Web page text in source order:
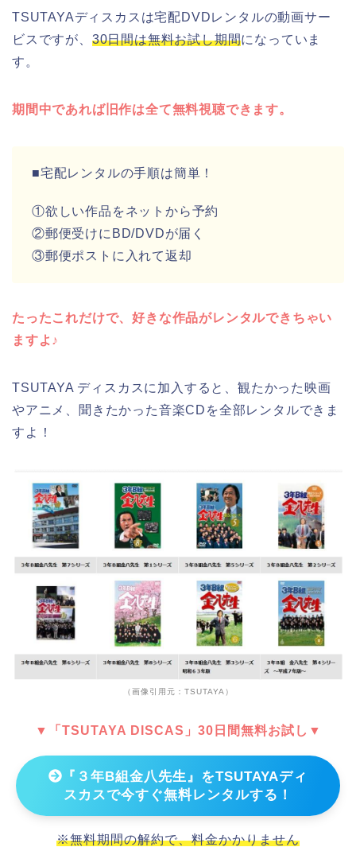
TSUTAYAディスカスは宅配DVDレンタルの動画サー
ビスですが、 30日間は無料お試し期間になっていま
す。
期間中であれば旧作は全て無料視聴できます。
■宅配レンタルの手順は簡単！
①欲しい作品をネットから予約
②郵便受けにBD/DVDが届く
③郵便ポストに入れて返却
たったこれだけで、好きな作品がレンタルできちゃい
ますよ♪
TSUTAYA ディスカスに加入すると、観たかった映画
やアニメ、聞きたかった音楽CDを全部レンタルできま
すよ！
（画像引用元：TSUTAYA）
▼「TSUTAYA DISCAS」30日間無料お試し▼
『３年B組金八先生』をTSUTAYAディ
スカスで今すぐ無料レンタルする！
※無料期間の解約で、料金かかりません